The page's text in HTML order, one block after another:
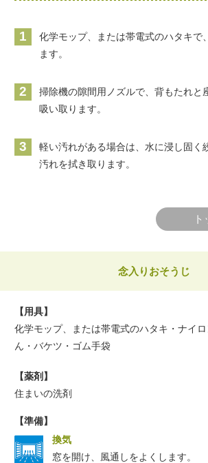
1
化学モップ、または帯電式のハタキで
ます。
2
掃除機の隙間用ノズルで、背もたれと
吸い取ります。
3
軽い汚れがある場合は、水に浸し固く
汚れを拭き取ります。
念入りおそうじ
【用具】
化学モップ、または帯電式のハタキ・ナイ
ん・バケツ・ゴム手袋
【薬剤】
住まいの洗剤
【準備】
換気
窓を開け、風通しをよくします。